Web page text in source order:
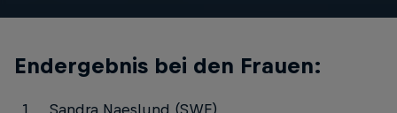
Endergebnis bei den Frauen:
Sandra Naeslund (SWE)